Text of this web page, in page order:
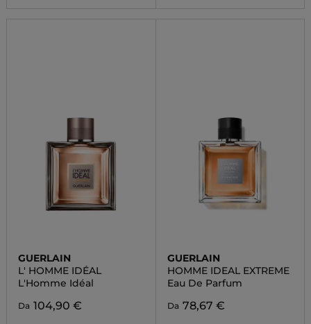
GUERLAIN
L' HOMME IDÉAL
L'Homme Idéal
Da 104,90 €
GUERLAIN
HOMME IDEAL EXTREME
Eau De Parfum
Da 78,67 €